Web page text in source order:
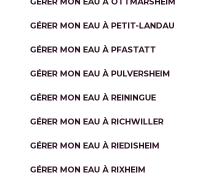
GÉRER MON EAU À PETIT-LANDAU
GÉRER MON EAU À PFASTATT
GÉRER MON EAU À PULVERSHEIM
GÉRER MON EAU À REININGUE
GÉRER MON EAU À RICHWILLER
GÉRER MON EAU À RIEDISHEIM
GÉRER MON EAU À RIXHEIM